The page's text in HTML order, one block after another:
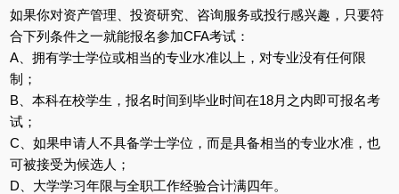
如果你对资产管理、投资研究、咨询服务或投行感兴趣，只要符
合下列条件之一就能报名参加CFA考试：
A、拥有学士学位或相当的专业水准以上，对专业没有任何限
制；
B、本科在校学生，报名时间到毕业时间在18月之内即可报名考
试；
C、如果申请人不具备学士学位，而是具备相当的专业水准，也
可被接受为候选人；
D、大学学习年限与全职工作经验合计满四年。